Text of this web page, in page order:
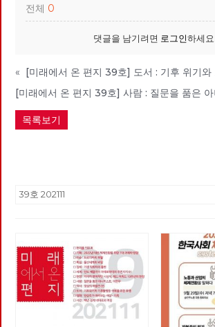
전체 0
댓글을 남기려면 로그인하세요.
«
목록보기